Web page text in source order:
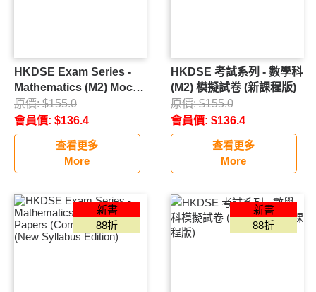
推介產品
新書登場
26週皇牌系列
呈分試系列
小學補充練習
中文
英文
HKDSE Exam Series -
Mathematics (M2) Mock
Exam Papers (New
Syllabus Edition)
原價:$155.0
會員價: $136.4
查看更多
More
HKDSE 考試系列 - 數學科
(M2) 模擬試卷 (新課程版)
原價:$155.0
會員價: $136.4
查看更多
More
新書
88折
新書
88折